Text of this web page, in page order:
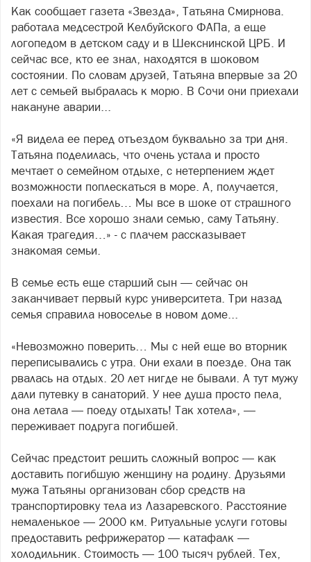
Как сообщает газета «Звезда», Татьяна Смирнова.
работала медсестрой Келбуйского ФАПа, а еще
логопедом в детском саду и в Шекснинской ЦРБ. И
сейчас все, кто ее знал, находятся в шоковом
состоянии. По словам друзей, Татьяна впервые за 20
лет с семьей выбралась к морю. В Сочи они приехали
накануне аварии...
«Я видела ее перед отъездом буквально за три дня.
Татьяна поделилась, что очень устала и просто
мечтает о семейном отдыхе, с нетерпением ждет
возможности поплескаться в море. А, получается,
поехали на погибель… Мы все в шоке от страшного
известия. Все хорошо знали семью, саму Татьяну.
Какая трагедия…» - с плачем рассказывает
знакомая семьи.
В семье есть еще старший сын — сейчас он
заканчивает первый курс университета. Три назад
семья справила новоселье в новом доме...
«Невозможно поверить… Мы с ней еще во вторник
переписывались с утра. Они ехали в поезде. Она так
рвалась на отдых. 20 лет нигде не бывали. А тут мужу
дали путевку в санаторий. У нее душа просто пела,
она летала — поеду отдыхать! Так хотела», —
переживает подруга погибшей.
Сейчас предстоит решить сложный вопрос — как
доставить погибшую женщину на родину. Друзьями
мужа Татьяны организован сбор средств на
транспортировку тела из Лазаревского. Расстояние
немаленькое — 2000 км. Ритуальные услуги готовы
предоставить рефрижератор — катафалк —
холодильник. Стоимость — 100 тысяч рублей. Тех,